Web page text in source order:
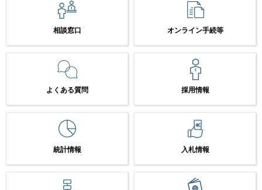
相談窓口 オンライン手続等
よくある質問 採用情報
統計情報 入札情報